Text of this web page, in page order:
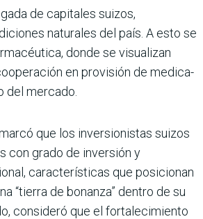
de capitales suizos,
naturales del país. A esto se
donde se visualizan
en provisión de medica­
del mer­cado.
que los inversionistas suizos
con grado de inversión y
características que posicionan
“tierra de bonanza” dentro de su
con­sideró que el fortalecimiento